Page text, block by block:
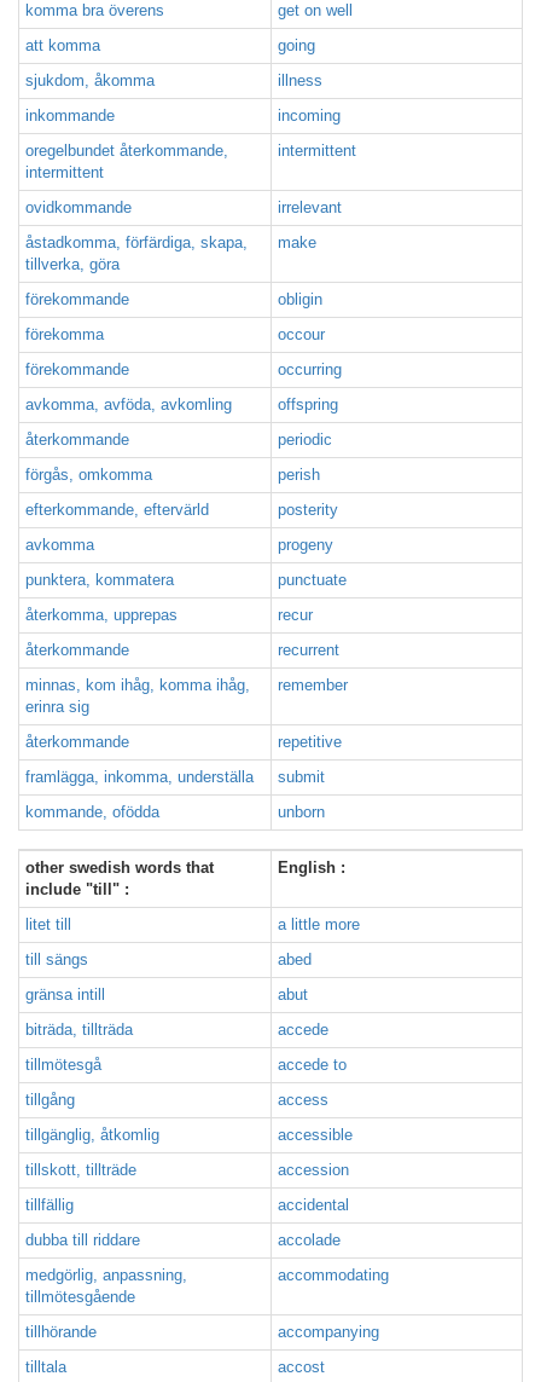
komma bra överens
get on well
att komma
going
sjukdom, åkomma
illness
inkommande
incoming
oregelbundet återkommande,
intermittent
intermittent
ovidkommande
irrelevant
åstadkomma, förfärdiga, skapa,
tillverka, göra
make
förekommande
obligin
förekomma
occour
förekommande
occurring
avkomma, avföda, avkomling
offspring
återkommande
periodic
förgås, omkomma
perish
efterkommande, eftervärld
posterity
avkomma
progeny
punktera, kommatera
punctuate
återkomma, upprepas
recur
återkommande
recurrent
minnas, kom ihåg, komma ihåg,
erinra sig
remember
återkommande
repetitive
framlägga, inkomma, underställa
submit
kommande, ofödda
unborn
other swedish words that
include "till" :
English :
litet till
a little more
till sängs
abed
gränsa intill
abut
biträda, tillträda
accede
tillmötesgå
accede to
tillgång
access
tillgänglig, åtkomlig
accessible
tillskott, tillträde
accession
tillfällig
accidental
dubba till riddare
accolade
medgörlig, anpassning,
tillmötesgående
accommodating
tillhörande
accompanying
tilltala
accost